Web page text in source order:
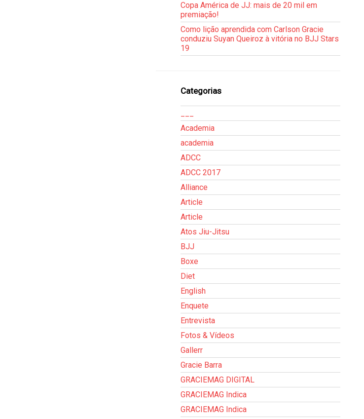
Copa América de JJ: mais de 20 mil em
premiação!
Como lição aprendida com Carlson Gracie
conduziu Suyan Queiroz à vitória no BJJ Stars
19
Categorias
Academia
academia
ADCC
ADCC 2017
Alliance
Article
Article
Atos Jiu-Jitsu
BJJ
Boxe
Diet
English
Enquete
Entrevista
Fotos & Vídeos
Gallerr
Gracie Barra
GRACIEMAG DIGITAL
GRACIEMAG Indica
GRACIEMAG Indica